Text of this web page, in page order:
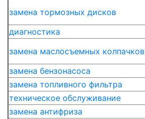
замена тормозных дисков
диагностика
замена маслосъемных колпачков
замена бензонасоса
замена топливного фильтра
техническое обслуживание
замена антифриза